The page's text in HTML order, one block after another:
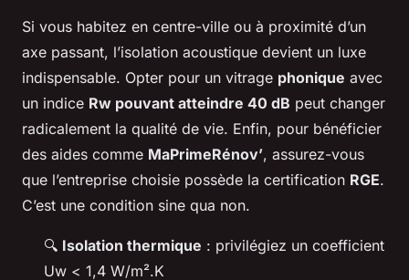
Si vous habitez en centre-ville ou à proximité d’un
axe passant, l’isolation acoustique devient un luxe
indispensable. Opter pour un vitrage phonique avec
un indice Rw pouvant atteindre 40 dB peut changer
radicalement la qualité de vie. Enfin, pour bénéficier
des aides comme MaPrimeRénov’, assurez-vous
que l’entreprise choisie possède la certification RGE.
C’est une condition sine qua non.
🔍 Isolation thermique : privilégiez un coefficient
Uw < 1,4 W/m².K